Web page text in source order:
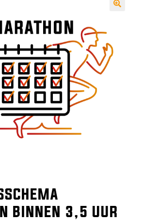
boeken
mijn account
BINNEN 3,5 UUR